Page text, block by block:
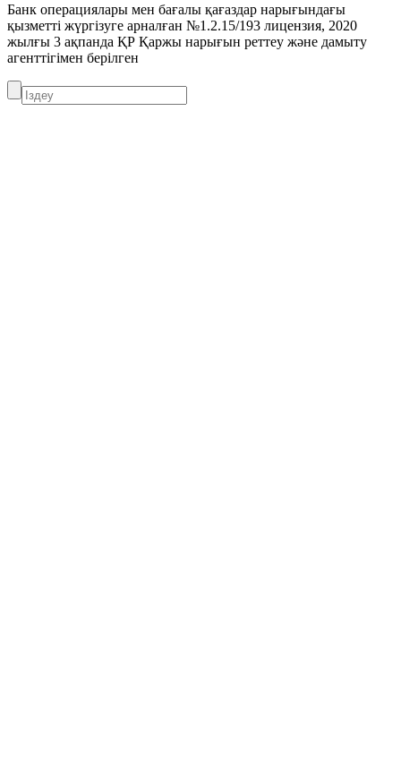
Банк операциялары мен бағалы қағаздар нарығындағы
қызметті жүргізуге арналған №1.2.15/193 лицензия, 2020
жылғы 3 ақпанда ҚР Қаржы нарығын реттеу және дамыту
агенттігімен берілген